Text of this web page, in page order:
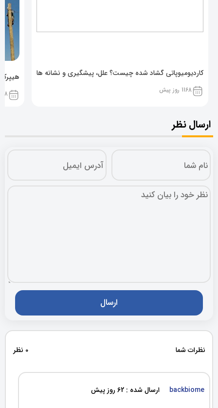
کاردیومیوپاتی گشاد شده چیست؟ علل، پیشگیری و نشانه ها
1168 روز پیش 1168
ارسال نظر
نظرات شما 0 نظر
backbiome ارسال شده : 62 روز پیش